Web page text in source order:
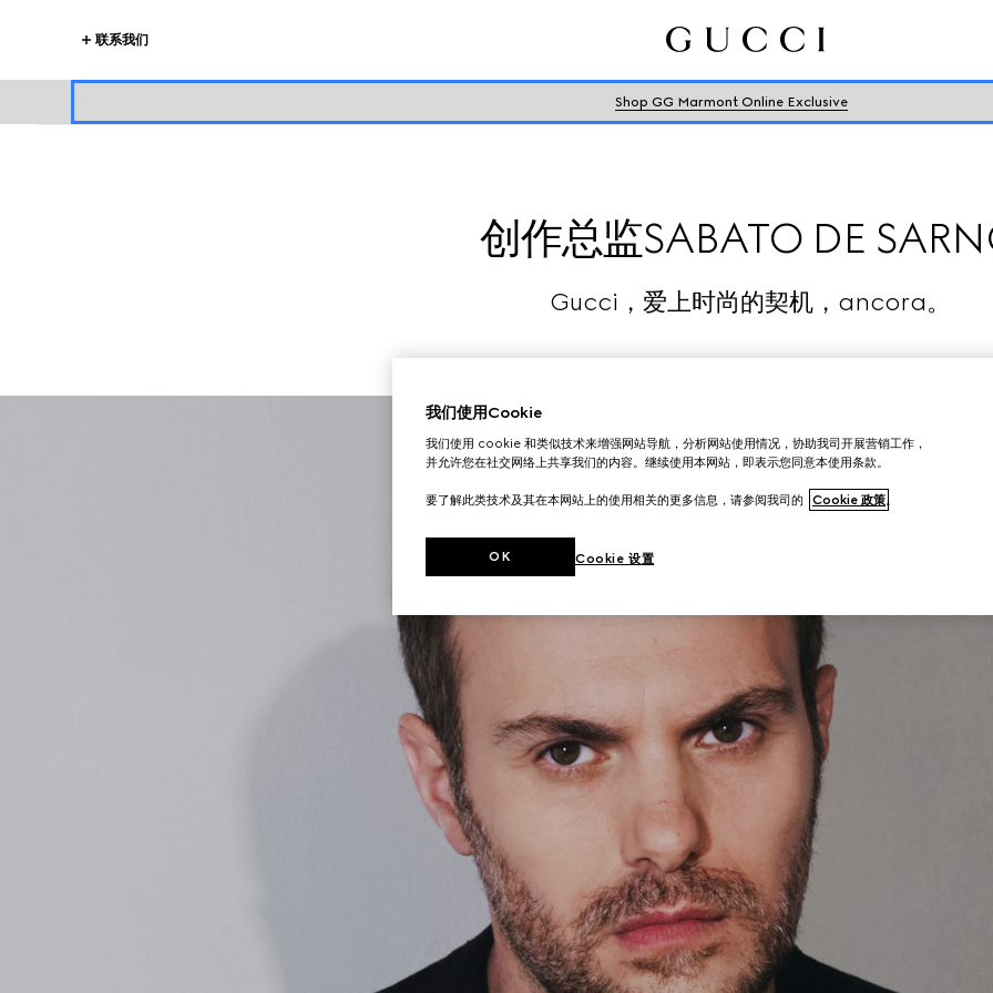
联系我们
Shop GG Marmont Online Exclusive
创作总监SABATO DE
Gucci，爱上时尚的契机，ancora。
我们使用Cookie
我们使用 cookie 和类似技术来增强网站导航，分析网站使用情况，协助我司开展营销工作，
并允许您在社交网络上共享我们的内容。继续使用本网站，即表示您同意本使用条款。
要了解此类技术及其在本网站上的使用相关的更多信息，请参阅我司的 Cookie 政策
Cookie 设置
OK